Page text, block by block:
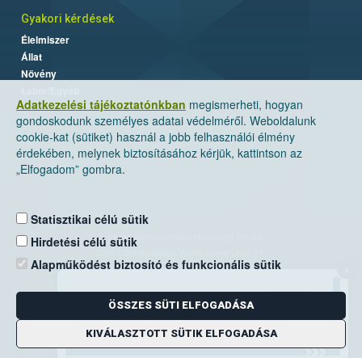
Adatkezelési tájékoztatónkban megismerheti, hogyan
gondoskodunk személyes adatai védelméről. Weboldalunk
cookie-kat (sütiket) használ a jobb felhasználói élmény
érdekében, melynek biztosításához kérjük, kattintson az
„Elfogadom” gombra.
Statisztikai célú sütik
Hirdetési célú sütik
Alapműködést biztosító és funkcionális sütik
ÖSSZES SÜTI ELFOGADÁSA
KIVÁLASZTOTT SÜTIK ELFOGADÁSA
Gyakori kérdések
Élelmiszer
Állat
Növény
Nemzeti Élelmiszerlánc-biztonsági Hivatal
Levelezési cím: 1525 Budapest. Pf. 30.
E-mail:ugyfelszolgalat@nebih.gov.hu
Zöld szám: 06-80/263-244
Telefon: 06-1/ 336-9000